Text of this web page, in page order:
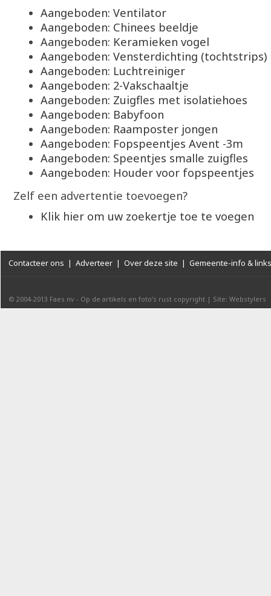
Aangeboden: Ventilator
Aangeboden: Chinees beeldje
Aangeboden: Keramieken vogel
Aangeboden: Vensterdichting (tochtstrips)
Aangeboden: Luchtreiniger
Aangeboden: 2-Vakschaaltje
Aangeboden: Zuigfles met isolatiehoes
Aangeboden: Babyfoon
Aangeboden: Raamposter jongen
Aangeboden: Fopspeentjes Avent -3m
Aangeboden: Speentjes smalle zuigfles
Aangeboden: Houder voor fopspeentjes
Zelf een advertentie toevoegen?
Klik hier om uw zoekertje toe te voegen
Contacteer ons | Adverteer | Over deze site | Gemeente-info & links
© 2004-2013 Faes nv - Op de artikels en foto’s rust copyright | Site: Webstylers